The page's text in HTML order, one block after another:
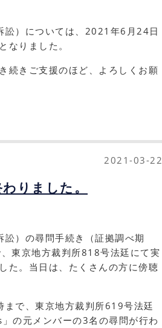
訟）については、2021年6月24日
なりました。
続きご支援のほど、よろしくお願
2021-03-22
りました。
）の尋問手続き（証拠調べ期
東京地方裁判所818号法廷にて実
た。当日は、たくさんの方に傍聴
で、東京地方裁判所619号法廷
の元メンバーの3名の尋問が行わ